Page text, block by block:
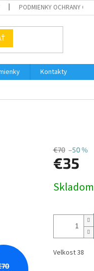
PODMIENKY OCHRANY
Kontakty
€70 –50 %
€35
cena:
Skladom
Velkost 38